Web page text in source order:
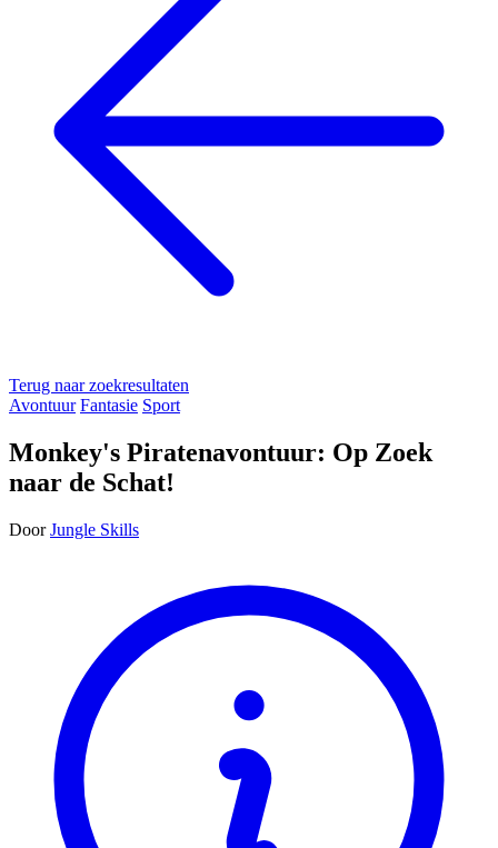
Terug naar zoekresultaten
Avontuur Fantasie Sport
Monkey's Piratenavontuur: Op Zoek
naar de Schat!
Door Jungle Skills